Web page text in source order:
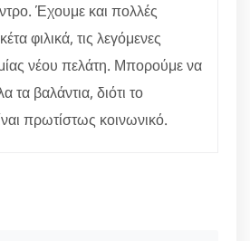
Έχουμε και πολλές
φιλικά, τις λεγόμενες
νέου πελάτη. Μπορούμε να
τα βαλάντια, διότι το
πρωτίστως κοινωνικό.